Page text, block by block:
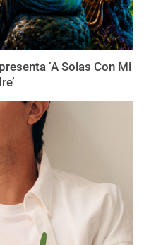
‘A Solas Con Mi